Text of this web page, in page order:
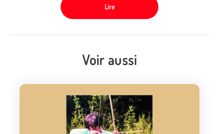
Lire
Voir aussi